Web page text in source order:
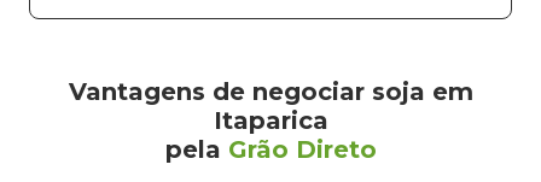
Vantagens de negociar soja em
Itaparica
pela Grão Direto